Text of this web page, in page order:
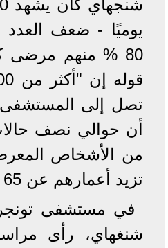
يوميًا - ضعف العدد
80 % منهم مرضى
تصل إلى
أن حوالي نصف
من الأشخاص
تزيد أعمارهم عن 65 عامًا.
في مستشفى
شنغهاي، رأى